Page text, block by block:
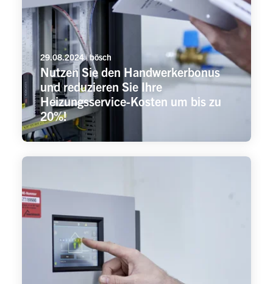
29.08.2024 | bösch
Nutzen Sie den Handwerkerbonus
und reduzieren Sie Ihre
Heizungsservice-Kosten um bis zu
20%!